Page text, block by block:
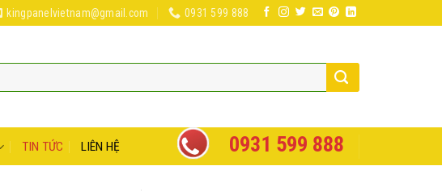
kingpanelvietnam@gmail.com 0931 599 888
TIN TỨC LIÊN HỆ 0931 599 888